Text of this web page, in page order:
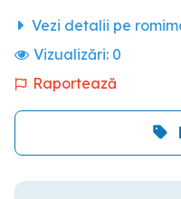
Vezi detalii pe
Vizualizări: 0
Raportează